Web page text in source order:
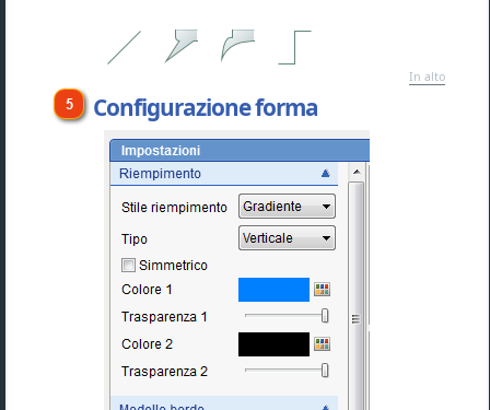
In alto
Configurazione forma